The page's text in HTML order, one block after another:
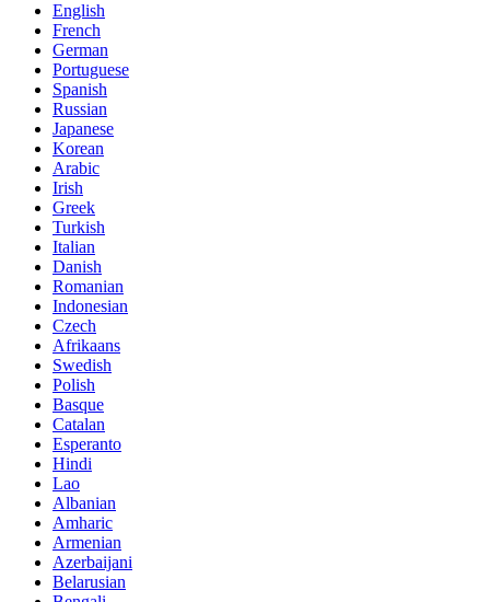
English
French
German
Portuguese
Spanish
Russian
Japanese
Korean
Arabic
Irish
Greek
Turkish
Italian
Danish
Romanian
Indonesian
Czech
Afrikaans
Swedish
Polish
Basque
Catalan
Esperanto
Hindi
Lao
Albanian
Amharic
Armenian
Azerbaijani
Belarusian